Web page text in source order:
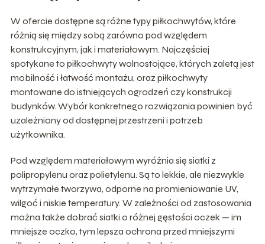
W ofercie dostępne są różne typy piłkochwytów, które
różnią się między sobą zarówno pod względem
konstrukcyjnym, jak i materiałowym. Najczęściej
spotykane to piłkochwyty wolnostojące, których zaletą jest
mobilność i łatwość montażu, oraz piłkochwyty
montowane do istniejących ogrodzeń czy konstrukcji
budynków. Wybór konkretnego rozwiązania powinien być
uzależniony od dostępnej przestrzeni i potrzeb
użytkownika.
Pod względem materiałowym wyróżnia się siatki z
polipropylenu oraz polietylenu. Są to lekkie, ale niezwykle
wytrzymałe tworzywa, odporne na promieniowanie UV,
wilgoć i niskie temperatury. W zależności od zastosowania
można także dobrać siatki o różnej gęstości oczek — im
mniejsze oczko, tym lepsza ochrona przed mniejszymi